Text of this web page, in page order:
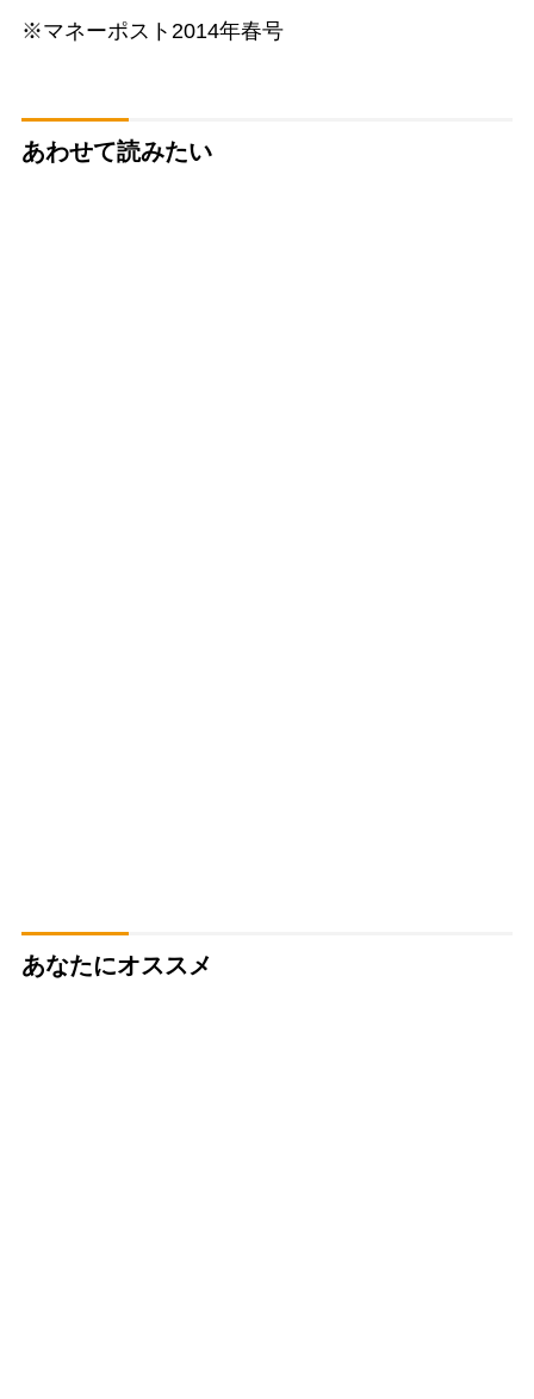
※マネーポスト2014年春号
あわせて読みたい
あなたにオススメ